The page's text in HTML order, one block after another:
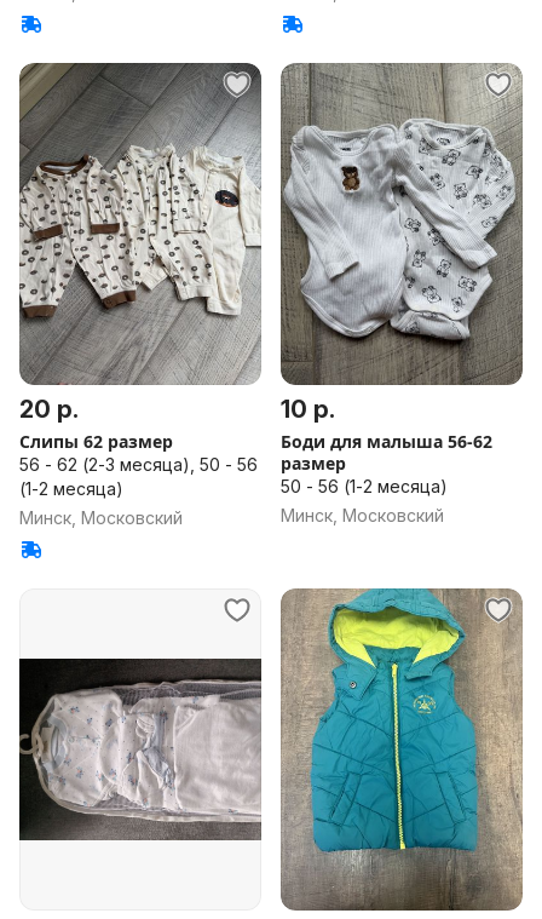
20 р.
Слипы 62 размер
56 - 62 (2-3 месяца), 50 - 56
(1-2 месяца)
Минск, Московский
10 р.
Боди для малыша 56-62
размер
50 - 56 (1-2 месяца)
Минск, Московский